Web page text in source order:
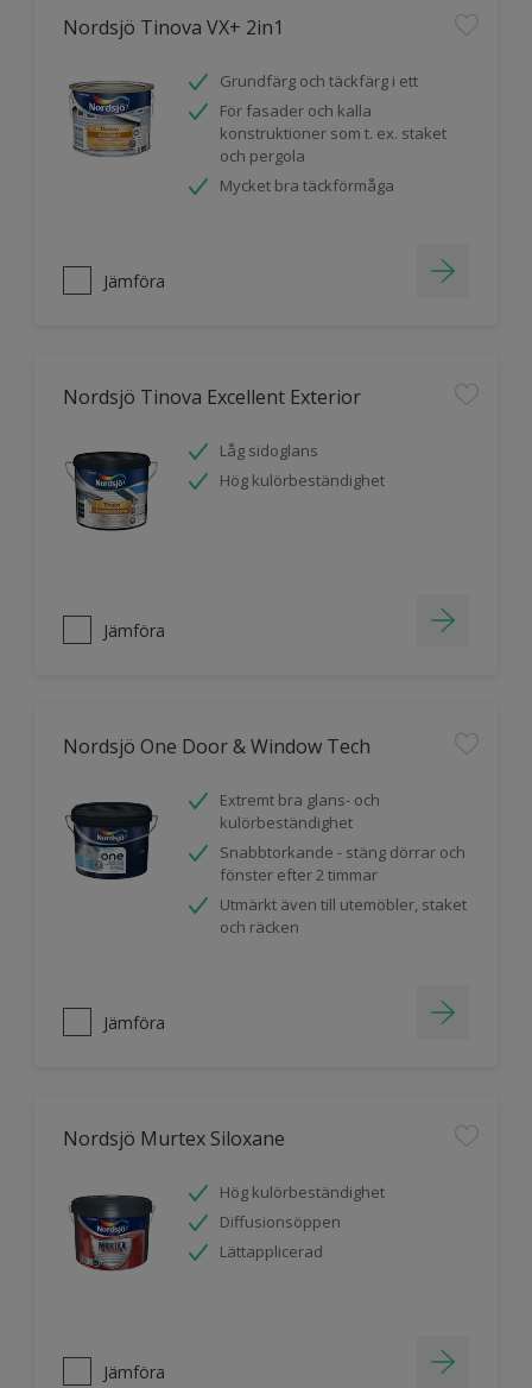
Nordsjö Tinova VX+ 2in1
Grundfärg och täckfärg i ett
För fasader och kalla
konstruktioner som t. ex. staket
och pergola
Mycket bra täckförmåga
Jämföra
Nordsjö Tinova Excellent Exterior
Låg sidoglans
Hög kulörbeständighet
Jämföra
Nordsjö One Door & Window Tech
Extremt bra glans- och
kulörbeständighet
Snabbtorkande - stäng dörrar och
fönster efter 2 timmar
Utmärkt även till utemöbler, staket
och räcken
Jämföra
Nordsjö Murtex Siloxane
Hög kulörbeständighet
Diffusionsöppen
Lättapplicerad
Jämföra